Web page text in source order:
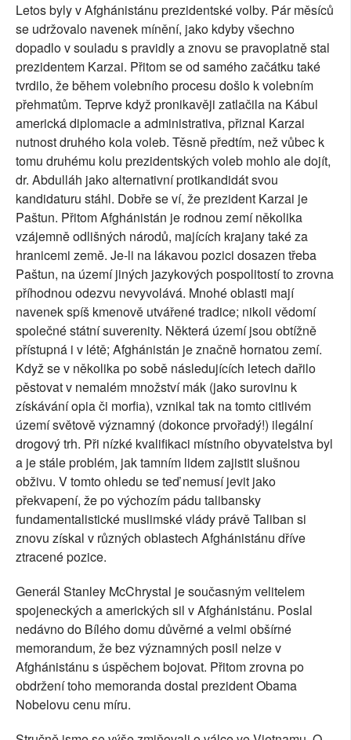
Letos byly v Afghánistánu prezidentské volby. Pár měsíců
se udržovalo navenek mínění, jako kdyby všechno
dopadlo v souladu s pravidly a znovu se pravoplatně stal
prezidentem Karzai. Přitom se od samého začátku také
tvrdilo, že během volebního procesu došlo k volebním
přehmatům. Teprve když pronikavěji zatlačila na Kábul
americká diplomacie a administrativa, přiznal Karzai
nutnost druhého kola voleb. Těsně předtím, než vůbec k
tomu druhému kolu prezidentských voleb mohlo ale dojít,
dr. Abdulláh jako alternativní protikandidát svou
kandidaturu stáhl. Dobře se ví, že prezident Karzai je
Paštun. Přitom Afghánistán je rodnou zemí několika
vzájemně odlišných národů, majících krajany také za
hranicemi země. Je-li na lákavou pozici dosazen třeba
Paštun, na území jiných jazykových pospolitostí to zrovna
příhodnou odezvu nevyvolává. Mnohé oblasti mají
navenek spíš kmenově utvářené tradice; nikoli vědomí
společné státní suverenity. Některá území jsou obtížně
přístupná i v létě; Afghánistán je značně hornatou zemí.
Když se v několika po sobě následujících letech dařilo
pěstovat v nemalém množství mák (jako surovinu k
získávání opia či morfia), vznikal tak na tomto citlivém
území světově významný (dokonce prvořadý!) ilegální
drogový trh. Při nízké kvalifikaci místního obyvatelstva byl
a je stále problém, jak tamním lidem zajistit slušnou
obživu. V tomto ohledu se teď nemusí jevit jako
překvapení, že po výchozím pádu talibansky
fundamentalistické muslimské vlády právě Taliban si
znovu získal v různých oblastech Afghánistánu dříve
ztracené pozice.
Generál Stanley McChrystal je současným velitelem
spojeneckých a amerických sil v Afghánistánu. Poslal
nedávno do Bílého domu důvěrné a velmi obšírné
memorandum, že bez významných posil nelze v
Afghánistánu s úspěchem bojovat. Přitom zrovna po
obdržení toho memoranda dostal prezident Obama
Nobelovu cenu míru.